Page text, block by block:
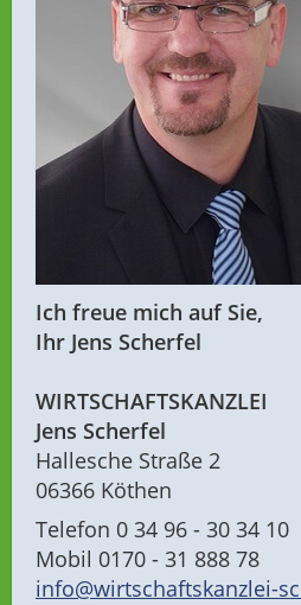
Ich freue mich auf Sie,
Ihr Jens Scherfel
WIRTSCHAFTSKANZLEI
Jens Scherfel
Hallesche Straße 2
06366 Köthen
Telefon 0 34 96 - 30 34 10
Mobil 0170 - 31 888 78
info@wirtschaftskanzlei-